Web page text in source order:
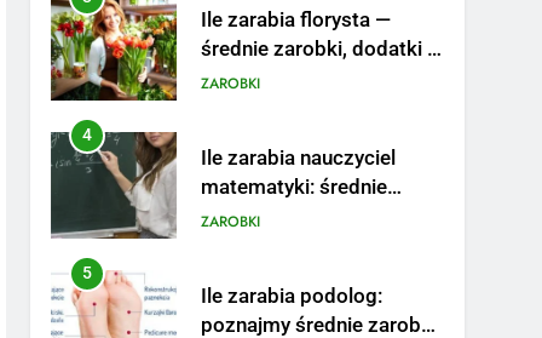
Ile zarabia florysta —
średnie zarobki, dodatki i
sposoby na podwyżkę
ZAROBKI
4
Ile zarabia nauczyciel
matematyki: średnie
zarobki, dodatki i
ZAROBKI
5
Ile zarabia podolog:
poznajmy średnie zarobki